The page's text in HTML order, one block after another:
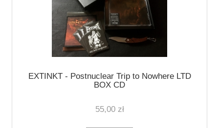
EXTINKT - Postnuclear Trip to Nowhere LTD
BOX CD
55,00 zł